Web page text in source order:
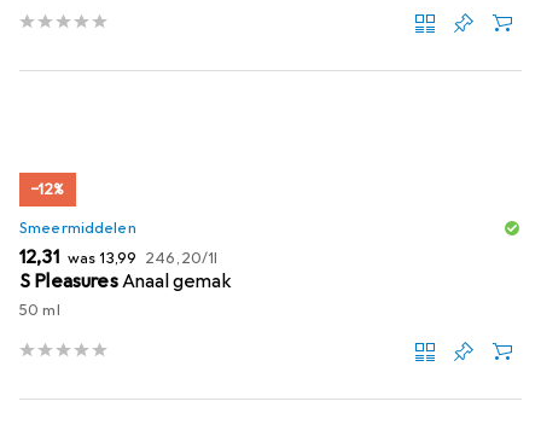
−12%
Smeermiddelen
EUR
12,31 wasEUR
13,99 EUR
246,20/1l
S PleasuresAnaal gemak
50 ml